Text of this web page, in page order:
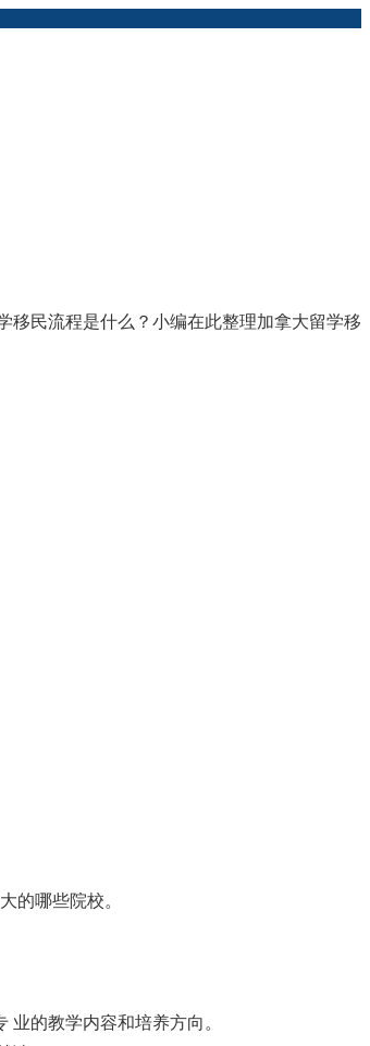
移民流程是什么？小编在此整理加拿大留学移
的哪些院校。
的教学内容和培养方向。